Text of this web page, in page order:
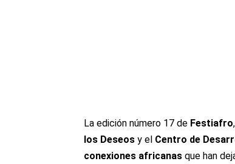
La edición número 17 de Festiafro
los Deseos y el Centro de
conexiones africanas que han